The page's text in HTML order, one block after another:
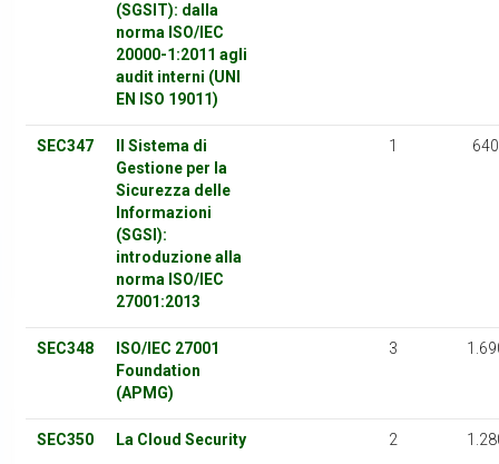
(SGSIT): dalla
norma ISO/IEC
20000-1:2011 agli
audit interni (UNI
EN ISO 19011)
SEC347
Il Sistema di
Gestione per la
Sicurezza delle
Informazioni
(SGSI):
introduzione alla
norma ISO/IEC
27001:2013
1 640
SEC348
ISO/IEC 27001
Foundation
(APMG)
3
SEC350 La Cloud Security 2